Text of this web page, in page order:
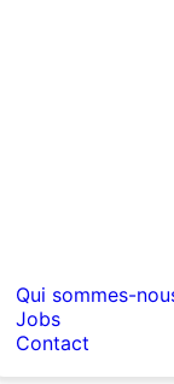
Qui sommes-
Jobs
Contact